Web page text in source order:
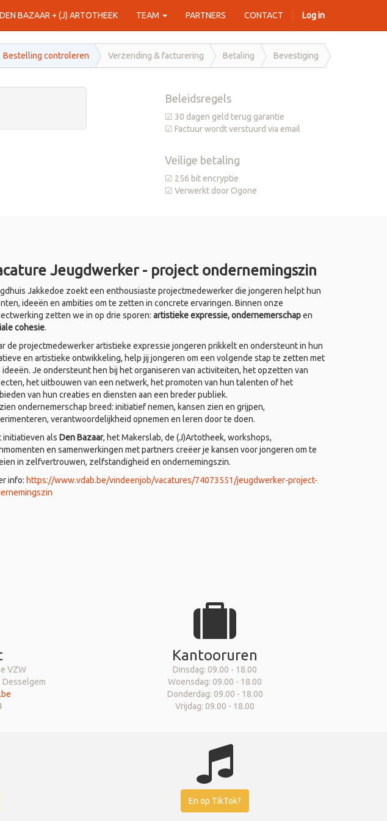
DEN BAZAAR + (J) ARTOTHEEK TEAM PARTNERS CONTACT Log in
Bestelling controleren Verzending & facturering Betaling Bevestiging
Beleidsregels
☑ 30 dagen geld terug garantie
☑ Factuur wordt verstuurd via email
Veilige betaling
☑ 256 bit encryptie
☑ Verwerkt door Ogone
Jeugdwerker - project ondernemingszin
Jakkedoe zoekt een enthousiaste projectmedewerker die jongeren helpt hun
ideeën en ambities om te zetten in concrete ervaringen. Binnen onze
zetten we in op drie sporen: artistieke expressie, ondernemerschapen
cohesie.
de projectmedewerker artistieke expressie jongeren prikkelt en ondersteunt in hun
en artistieke ontwikkeling, help jij jongeren om een volgende stap te zetten met
ideeën. Je ondersteunt hen bij het organiseren van activiteiten, het opzetten van
het uitbouwen van een netwerk, het promoten van hun talenten of het
van hun creaties en diensten aan een breder publiek.
ondernemerschap breed: initiatief nemen, kansen zien en grijpen,
verantwoordelijkheid opnemen en leren door te doen.
initiatieven als Den Bazaar, het Makerslab, de (J)Artotheek, workshops,
en samenwerkingen met partners creëer je kansen voor jongeren om te
in zelfvertrouwen, zelfstandigheid en ondernemingszin.
info: https://www.vdab.be/vindeenjob/vacatures/74073551/jeugdwerker-project-
VZW
Desselgem
Kantooruren
Dinsdag: 09.00 - 18.00
Woensdag: 09.00 - 18.00
Donderdag: 09.00 - 18.00
Vrijdag: 09.00 - 18.00
En op TikTok?